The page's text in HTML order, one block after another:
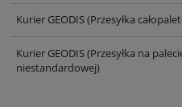
Kurier GEODIS(Przesyłka
Kurier GEODIS(Przesyłka na
niestandardowej)